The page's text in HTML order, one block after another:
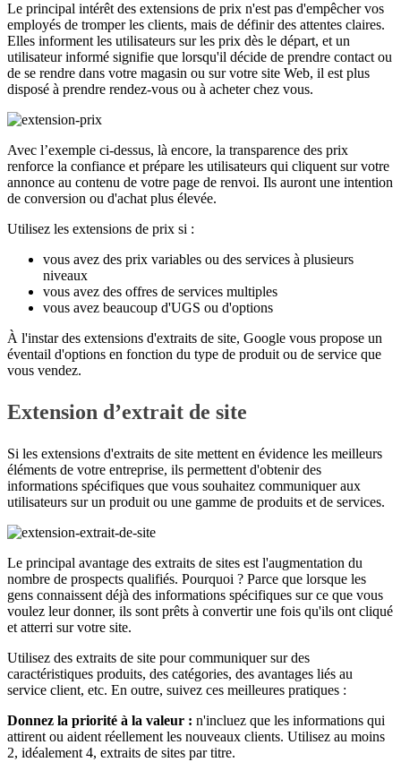
Le principal intérêt des extensions de prix n'est pas d'empêcher vos
employés de tromper les clients, mais de définir des attentes claires.
Elles informent les utilisateurs sur les prix dès le départ, et un
utilisateur informé signifie que lorsqu'il décide de prendre contact ou
de se rendre dans votre magasin ou sur votre site Web, il est plus
disposé à prendre rendez-vous ou à acheter chez vous.
Avec l’exemple ci-dessus, là encore, la transparence des prix
renforce la confiance et prépare les utilisateurs qui cliquent sur votre
annonce au contenu de votre page de renvoi. Ils auront une intention
de conversion ou d'achat plus élevée.
Utilisez les extensions de prix si :
vous avez des prix variables ou des services à plusieurs
niveaux
vous avez des offres de services multiples
vous avez beaucoup d'UGS ou d'options
À l'instar des extensions d'extraits de site, Google vous propose un
éventail d'options en fonction du type de produit ou de service que
vous vendez.
Extension d’extrait de site
Si les extensions d'extraits de site mettent en évidence les meilleurs
éléments de votre entreprise, ils permettent d'obtenir des
informations spécifiques que vous souhaitez communiquer aux
utilisateurs sur un produit ou une gamme de produits et de services.
Le principal avantage des extraits de sites est l'augmentation du
nombre de prospects qualifiés. Pourquoi ? Parce que lorsque les
gens connaissent déjà des informations spécifiques sur ce que vous
voulez leur donner, ils sont prêts à convertir une fois qu'ils ont cliqué
et atterri sur votre site.
Utilisez des extraits de site pour communiquer sur des
caractéristiques produits, des catégories, des avantages liés au
service client, etc. En outre, suivez ces meilleures pratiques :
Donnez la priorité à la valeur : n'incluez que les informations qui
attirent ou aident réellement les nouveaux clients. Utilisez au moins
2, idéalement 4, extraits de sites par titre.